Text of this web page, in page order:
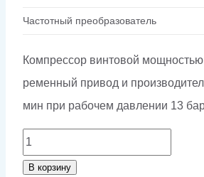
Частотный преобразователь
Компрессор винтовой
ременный привод и
мин при рабочем давлении 13
Количество
товара
В корзину